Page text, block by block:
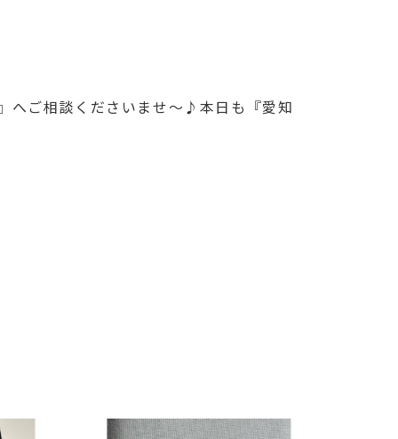
へご相談くださいませ～♪本日も『愛知